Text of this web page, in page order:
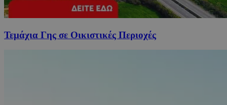
Τεμάχια Γης σε Οικιστικές Περιοχές